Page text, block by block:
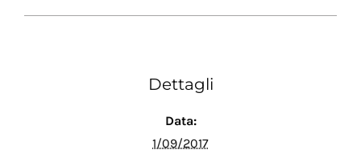
Dettagli
Data:
1/09/2017